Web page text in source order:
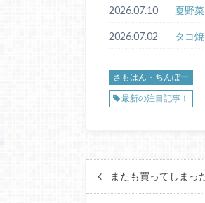
2026.07.10 夏野
2026.07.02 タコ
さもはん・ちんぽー
最新の注目記事！
またも買ってしまっ